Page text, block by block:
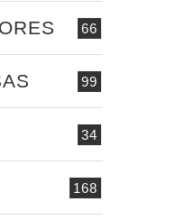
66
99
34
168